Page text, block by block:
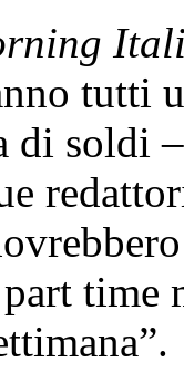
tutti
di soldi
time